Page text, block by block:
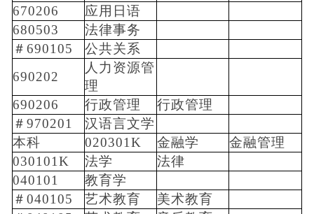
670206
应用日语
680503
法律事务
＃690105
公共关系
690202
人力资源管
理
690206
行政管理
行政管理
＃970201
汉语言文学
本科
020301K 金融学
金融管理
030101K
法学
法律
040101
教育学
＃040105
艺术教育
美术教育